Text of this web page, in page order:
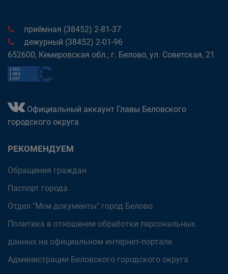
приёмная (38452) 2-81-37
дежурный (38452) 2-01-96
652600, Кемеровская обл., г. Белово, ул. Советская, 21
Официальный аккаунт Главы Беловского
городского округа
РЕКОМЕНДУЕМ
Обращения граждан
Паспорт города
Отдел "Мои документы" город Белово
Политика в отношении обработки персональных
данных на официальном интернет-портале
Администрации Беловского городского округа